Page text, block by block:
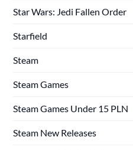
Star Wars: Jedi Fallen Order
Starfield
Steam
Steam Games
Steam Games Under 15 PLN
Steam New Releases